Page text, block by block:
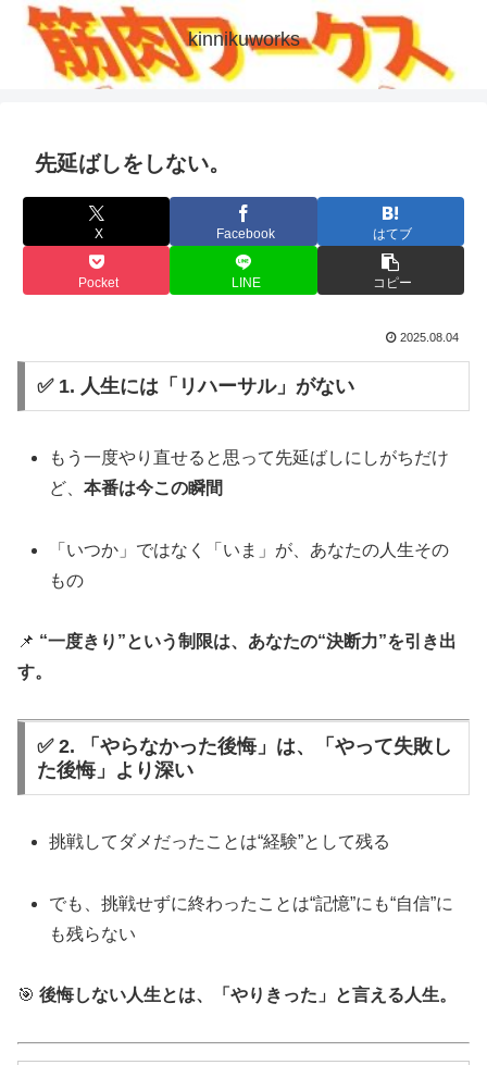
kinnikuworks
先延ばしをしない。
X Facebook はてブ
Pocket LINE コピー
2025.08.04
✅ 1. 人生には「リハーサル」がない
もう一度やり直せると思って先延ばしにしがちだけ
ど、本番は今この瞬間
「いつか」ではなく「いま」が、あなたの人生その
もの
📌 “一度きり”という制限は、あなたの“決断力”を引き出
す。
✅ 2. 「やらなかった後悔」は、「やって失敗し
た後悔」より深い
挑戦してダメだったことは“経験”として残る
でも、挑戦せずに終わったことは“記憶”にも“自信”に
も残らない
🎯 後悔しない人生とは、「やりきった」と言える人生。